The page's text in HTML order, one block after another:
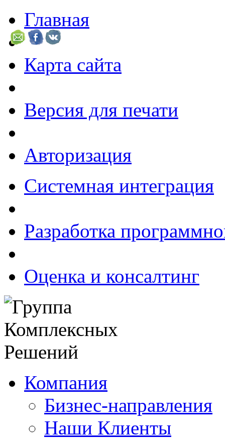
Главная
Карта сайта
Версия для печати
Авторизация
Системная интеграция
Разработка
Оценка и консалтинг
Компания
Бизнес-направления
Наши Клиенты